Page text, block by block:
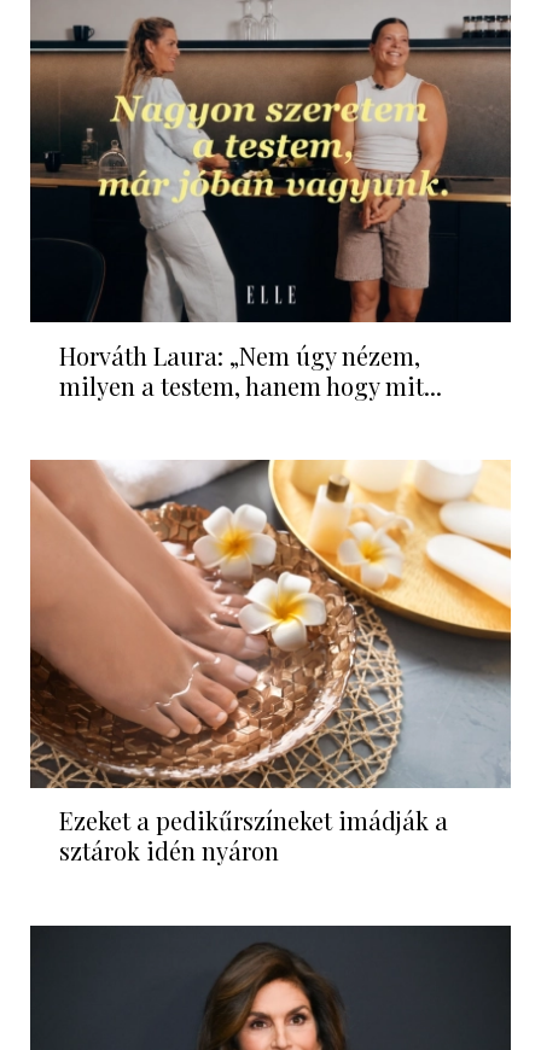
Horváth Laura: „Nem úgy nézem,
milyen a testem, hanem hogy mit...
Ezeket a pedikűrszíneket imádják a
sztárok idén nyáron